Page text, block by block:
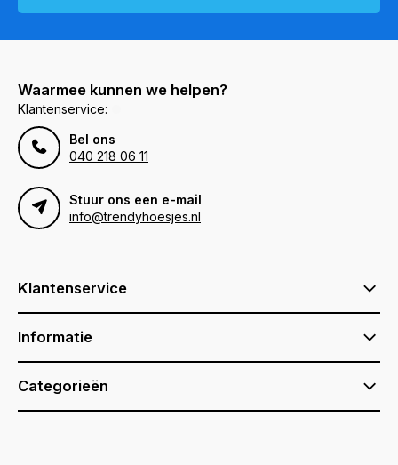
Waarmee kunnen we helpen?
Klantenservice:
Bel ons
040 218 06 11
Stuur ons een e-mail
info@trendyhoesjes.nl
Klantenservice
Informatie
Categorieën